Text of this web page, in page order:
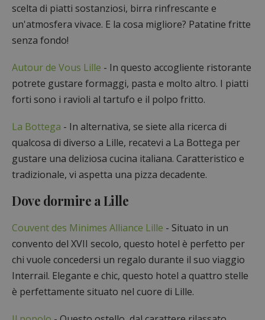
scelta di piatti sostanziosi, birra rinfrescante e
un'atmosfera vivace. E la cosa migliore? Patatine fritte
senza fondo!
Autour de Vous Lille - In questo accogliente ristorante
potrete gustare formaggi, pasta e molto altro. I piatti
forti sono i ravioli al tartufo e il polpo fritto.
La Bottega - In alternativa, se siete alla ricerca di
qualcosa di diverso a Lille, recatevi a La Bottega per
gustare una deliziosa cucina italiana. Caratteristico e
tradizionale, vi aspetta una pizza decadente.
Dove dormire a Lille
Couvent des Minimes Alliance Lille - Situato in un
convento del XVII secolo, questo hotel è perfetto per
chi vuole concedersi un regalo durante il suo viaggio
Interrail. Elegante e chic, questo hotel a quattro stelle
è perfettamente situato nel cuore di Lille.